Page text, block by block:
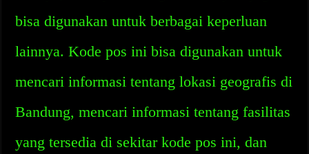
bisa digunakan untuk berbagai keperluan
lainnya. Kode pos ini bisa digunakan untuk
mencari informasi tentang lokasi geografis di
Bandung, mencari informasi tentang fasilitas
yang tersedia di sekitar kode pos ini, dan